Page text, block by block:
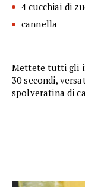
4 cucchiai di
cannella
Mettete tutti gli
30 secondi,
spolveratina di